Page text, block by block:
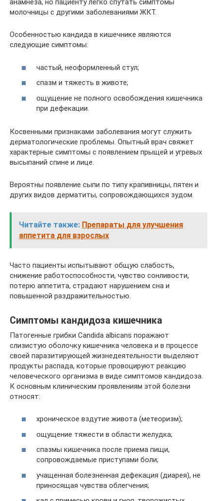
анамнеза, но пациенту легко спутать симптомы
молочницы с другими заболеваниями ЖКТ.
Особенностью кандида в кишечнике являются
следующие симптомы:
частый, неоформленный стул;
спазм и тяжесть в животе;
ощущение не полного освобождения кишечника
при дефекации.
Косвенными признаками заболевания могут служить
дерматологические проблемы. Опытный врач свяжет
характерные симптомы с появлением прыщей и угревых
высыпаний спине и лице.
Вероятны появление сыпи по типу крапивницы, пятен и
других видов дерматиты, сопровождающихся зудом.
Читайте также: Препараты для улучшения
аппетита для взрослых
Часто пациенты испытывают общую слабость,
снижение работоспособности, чувство сонливости,
потерю аппетита, страдают нарушением сна и
повышенной раздражительностью.
Симптомы кандидоза кишечника
Патогенные грибки Candida albicans поражают
слизистую оболочку кишечника человека и в процессе
своей паразитирующей жизнедеятельности выделяют
продукты распада, которые провоцируют реакцию
человеческого организма в виде симптомов кандидоза.
К основным клиническим проявлениям этой болезни
относят:
хроническое вздутие живота (метеоризм);
ощущение тяжести в области желудка;
спазмы кишечника после приема пищи,
сопровождаемые приступами боли;
учащенная болезненная дефекация (диарея), не
приносящая чувства облегчения;